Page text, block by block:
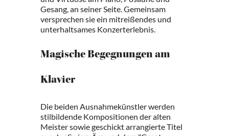
Gesang, an seiner Seite. Gemeinsam
versprechen sie ein mitreißendes und
unterhaltsames Konzerterlebnis.
Magische Begegnungen am
Klavier
Die beiden Ausnahmekünstler werden
stilbildende Kompositionen der alten
Meister sowie geschickt arrangierte Titel